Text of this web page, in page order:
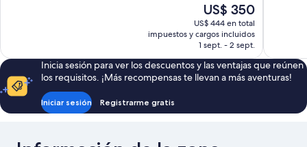
El
precio
actual
es
de
US$ 350
US$ 350
US$ 444 en total
impuestos y cargos incluidos
1 sept. - 2 sept.
Inicia sesión para ver los descuentos y las ventajas que reúnen
los requisitos. ¡Más recompensas te llevan a más aventuras!
Iniciar sesión Registrarme gratis